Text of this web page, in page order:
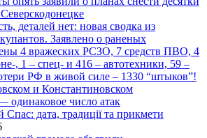
деталей нет: новая сводка из
Заявлено о раненых
4 вражеских РСЗО, 7 средств ПВО, 4
, 1 – спец- и 416 – автотехники, 59 –
РФ в живой силе – 1330 “штыков”!
и Константиновском
одинаковое число атак
Спас: дата, традиції та прикмети